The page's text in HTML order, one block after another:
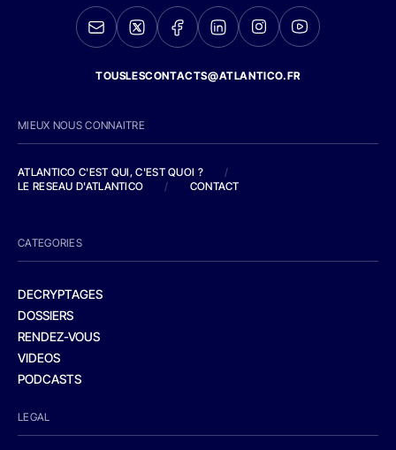
TOUSLESCONTACTS@ATLANTICO.FR
MIEUX NOUS CONNAITRE
ATLANTICO C'EST QUI, C'EST QUOI ?
/
LE RESEAU D'ATLANTICO
/ CONTACT
CATEGORIES
DECRYPTAGES
DOSSIERS
RENDEZ-VOUS
VIDEOS
PODCASTS
LEGAL